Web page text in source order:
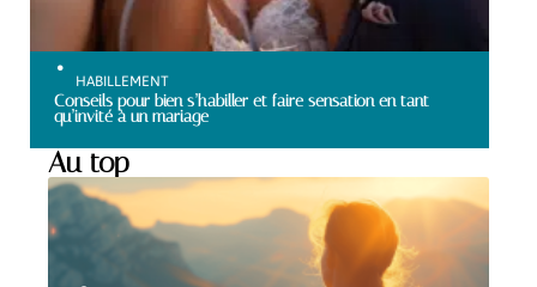
HABILLEMENT
Conseils pour bien s’habiller et faire sensation en tant
qu’invité à un mariage
Au top